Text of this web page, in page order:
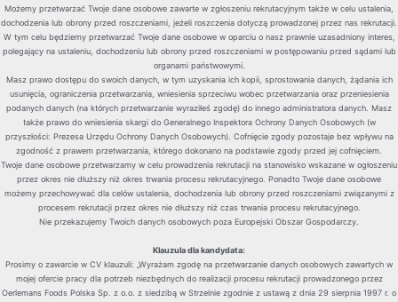
Możemy przetwarzać Twoje dane osobowe zawarte w zgłoszeniu rekrutacyjnym także w celu ustalenia,
dochodzenia lub obrony przed roszczeniami, jeżeli roszczenia dotyczą prowadzonej przez nas rekrutacji.
W tym celu będziemy przetwarzać Twoje dane osobowe w oparciu o nasz prawnie uzasadniony interes,
polegający na ustaleniu, dochodzeniu lub obrony przed roszczeniami w postępowaniu przed sądami lub
organami państwowymi.
Masz prawo dostępu do swoich danych, w tym uzyskania ich kopii, sprostowania danych, żądania ich
usunięcia, ograniczenia przetwarzania, wniesienia sprzeciwu wobec przetwarzania oraz przeniesienia
podanych danych (na których przetwarzanie wyraziłeś zgodę) do innego administratora danych. Masz
także prawo do wniesienia skargi do Generalnego Inspektora Ochrony Danych Osobowych (w
przyszłości: Prezesa Urzędu Ochrony Danych Osobowych). Cofnięcie zgody pozostaje bez wpływu na
zgodność z prawem przetwarzania, którego dokonano na podstawie zgody przed jej cofnięciem.
Twoje dane osobowe przetwarzamy w celu prowadzenia rekrutacji na stanowisko wskazane w ogłoszeniu
przez okres nie dłuższy niż okres trwania procesu rekrutacyjnego. Ponadto Twoje dane osobowe
możemy przechowywać dla celów ustalenia, dochodzenia lub obrony przed roszczeniami związanymi z
procesem rekrutacji przez okres nie dłuższy niż czas trwania procesu rekrutacyjnego.
Nie przekazujemy Twoich danych osobowych poza Europejski Obszar Gospodarczy.
Klauzula dla kandydata:
Prosimy o zawarcie w CV klauzuli: „Wyrażam zgodę na przetwarzanie danych osobowych zawartych w
mojej ofercie pracy dla potrzeb niezbędnych do realizacji procesu rekrutacji prowadzonego przez
Oerlemans Foods Polska Sp. z o.o. z siedzibą w Strzelnie zgodnie z ustawą z dnia 29 sierpnia 1997 r. o